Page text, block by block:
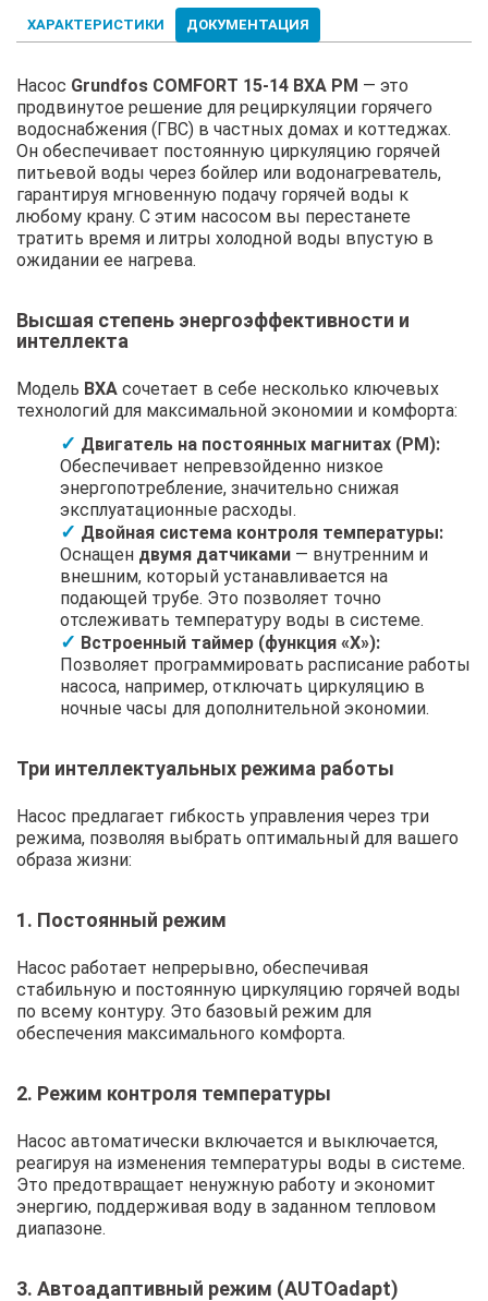
ХАРАКТЕРИСТИКИ ДОКУМЕНТАЦИЯ
Насос Grundfos COMFORT 15-14 BXA PM — это
продвинутое решение для рециркуляции горячего
водоснабжения (ГВС) в частных домах и коттеджах.
Он обеспечивает постоянную циркуляцию горячей
питьевой воды через бойлер или водонагреватель,
гарантируя мгновенную подачу горячей воды к
любому крану. С этим насосом вы перестанете
тратить время и литры холодной воды впустую в
ожидании ее нагрева.
Высшая степень энергоэффективности и
интеллекта
Модель BXA сочетает в себе несколько ключевых
технологий для максимальной экономии и комфорта:
Двигатель на постоянных магнитах (PM):
Обеспечивает непревзойденно низкое
энергопотребление, значительно снижая
эксплуатационные расходы.
Двойная система контроля температуры:
Оснащен двумя датчиками — внутренним и
внешним, который устанавливается на
подающей трубе. Это позволяет точно
отслеживать температуру воды в системе.
Встроенный таймер (функция «X»):
Позволяет программировать расписание работы
насоса, например, отключать циркуляцию в
ночные часы для дополнительной экономии.
Три интеллектуальных режима работы
Насос предлагает гибкость управления через три
режима, позволяя выбрать оптимальный для вашего
образа жизни:
1. Постоянный режим
Насос работает непрерывно, обеспечивая
стабильную и постоянную циркуляцию горячей воды
по всему контуру. Это базовый режим для
обеспечения максимального комфорта.
2. Режим контроля температуры
Насос автоматически включается и выключается,
реагируя на изменения температуры воды в системе.
Это предотвращает ненужную работу и экономит
энергию, поддерживая воду в заданном тепловом
диапазоне.
3. Автоадаптивный режим (AUTOadapt)